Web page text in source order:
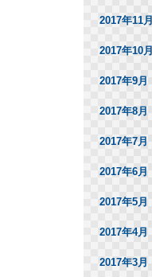
2017年11月
2017年10月
2017年9月
2017年8月
2017年7月
2017年6月
2017年5月
2017年4月
2017年3月